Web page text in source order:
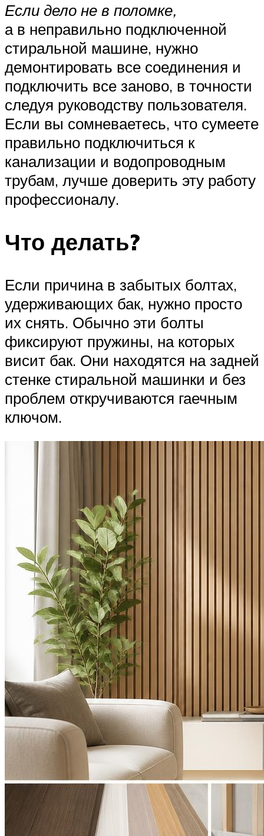
Если дело не в поломке,
а в неправильно подключенной
стиральной машине, нужно
демонтировать все соединения и
подключить все заново, в точности
следуя руководству пользователя.
Если вы сомневаетесь, что сумеете
правильно подключиться к
канализации и водопроводным
трубам, лучше доверить эту работу
профессионалу.
Что делать?
Если причина в забытых болтах,
удерживающих бак, нужно просто
их снять. Обычно эти болты
фиксируют пружины, на которых
висит бак. Они находятся на задней
стенке стиральной машинки и без
проблем откручиваются гаечным
ключом.